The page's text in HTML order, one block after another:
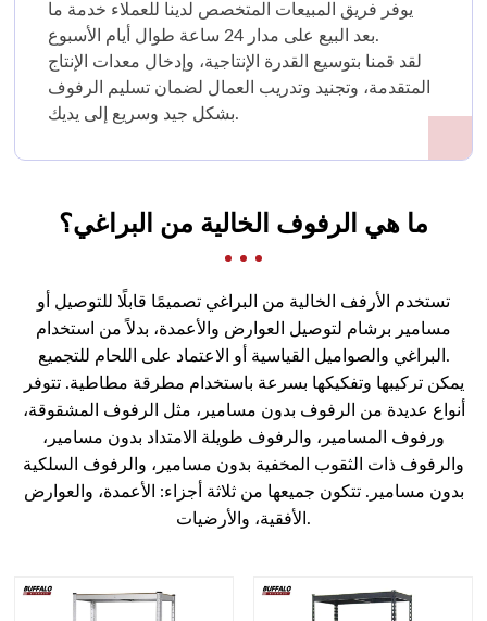
يوفر فريق المبيعات المتخصص لدينا للعملاء خدمة ما
بعد البيع على مدار 24 ساعة طوال أيام الأسبوع.
لقد قمنا بتوسيع القدرة الإنتاجية، وإدخال معدات الإنتاج
المتقدمة، وتجنيد وتدريب العمال لضمان تسليم الرفوف
بشكل جيد وسريع إلى يديك.
ما هي الرفوف الخالية من البراغي؟
تستخدم الأرفف الخالية من البراغي تصميمًا قابلًا للتوصيل أو
مسامير برشام لتوصيل العوارض والأعمدة، بدلاً من استخدام
البراغي والصواميل القياسية أو الاعتماد على اللحام للتجميع.
يمكن تركيبها وتفكيكها بسرعة باستخدام مطرقة مطاطية. تتوفر
أنواع عديدة من الرفوف بدون مسامير، مثل الرفوف المشقوقة،
ورفوف المسامير، والرفوف طويلة الامتداد بدون مسامير،
والرفوف ذات الثقوب المخفية بدون مسامير، والرفوف السلكية
بدون مسامير. تتكون جميعها من ثلاثة أجزاء: الأعمدة، والعوارض
الأفقية، والأرضيات.